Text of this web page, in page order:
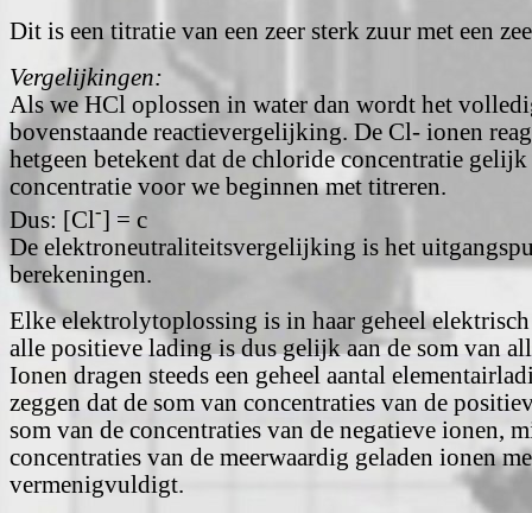
Dit is een titratie van een zeer sterk zuur met een
Vergelijkingen:
Als we HCl oplossen in water dan wordt het
bovenstaande reactievergelijking. De Cl- ionen
hetgeen betekent dat de chloride concentratie
concentratie voor we beginnen met titreren.
Dus: [Cl -] = c
De elektroneutraliteitsvergelijking is het
berekeningen.
Elke elektrolytoplossing is in haar geheel
alle positieve lading is dus gelijk aan de som van
Ionen dragen steeds een geheel aantal
zeggen dat de som van concentraties van de
som van de concentraties van de negatieve ionen,
concentraties van de meerwaardig geladen ionen
vermenigvuldigt.